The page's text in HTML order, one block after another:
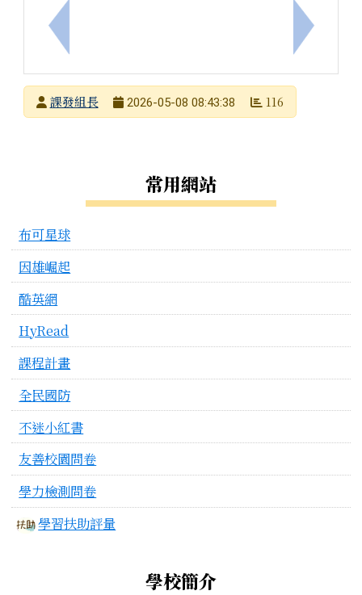
上一筆：南新科技中心辦理114學年度第二學期6、7
下一筆：
發布者課發組長
2026-05-08 08:43:38 116
常用網站
布可星球
因雄崛起
酷英網
HyRead
課程計畫
全民國防
不迷小紅書
友善校園問卷
學力檢測問卷
學習扶助評量
學校簡介